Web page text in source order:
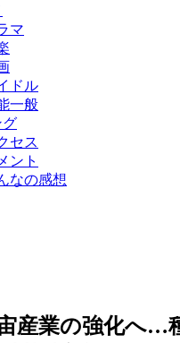
マ
ドル
一般
グ
セス
ント
なの感想
産業の強化へ…